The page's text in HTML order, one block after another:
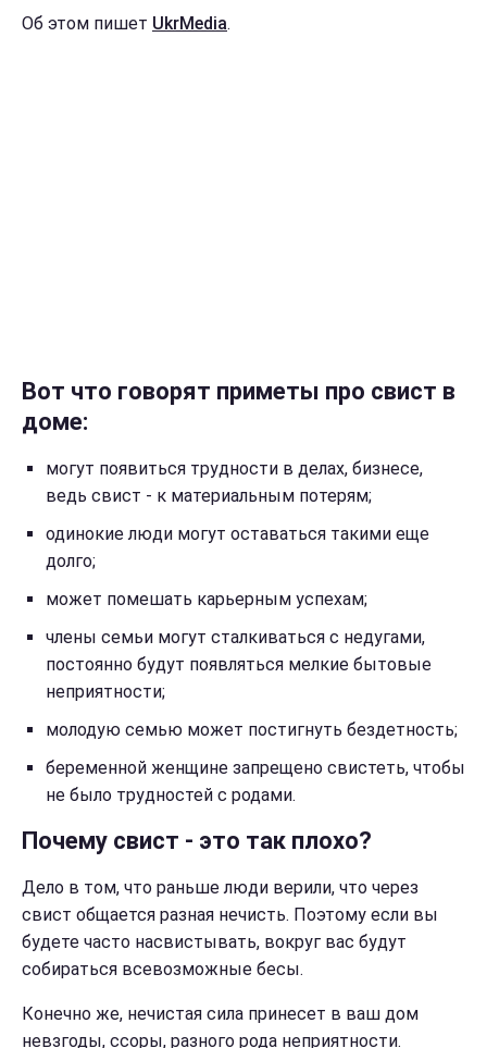
Об этом пишет UkrMedia.
Вот что говорят приметы про свист в
доме:
могут появиться трудности в делах, бизнесе,
ведь свист - к материальным потерям;
одинокие люди могут оставаться такими еще
долго;
может помешать карьерным успехам;
члены семьи могут сталкиваться с недугами,
постоянно будут появляться мелкие бытовые
неприятности;
молодую семью может постигнуть бездетность;
беременной женщине запрещено свистеть, чтобы
не было трудностей с родами.
Почему свист - это так плохо?
Дело в том, что раньше люди верили, что через
свист общается разная нечисть. Поэтому если вы
будете часто насвистывать, вокруг вас будут
собираться всевозможные бесы.
Конечно же, нечистая сила принесет в ваш дом
невзгоды, ссоры, разного рода неприятности.